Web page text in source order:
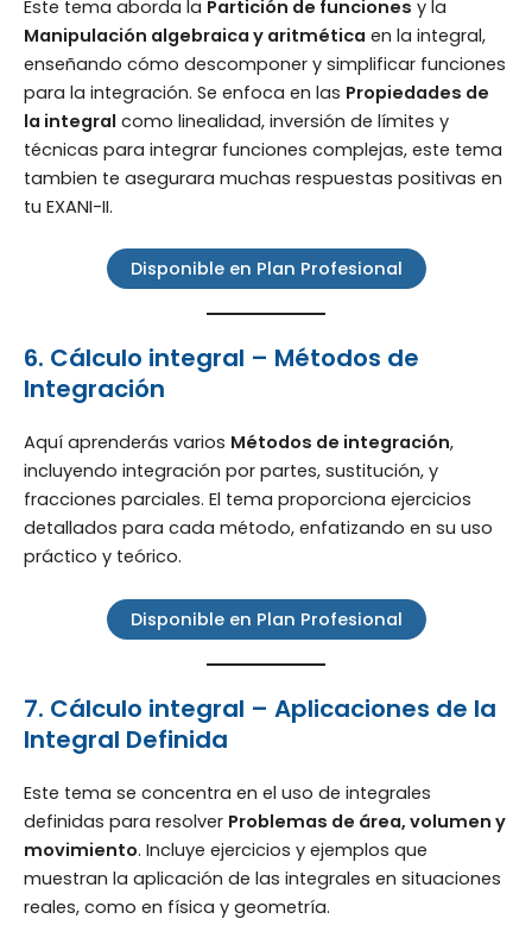
Este tema aborda la Partición de funciones y la
Manipulación algebraica y aritmética en la integral,
enseñando cómo descomponer y simplificar funciones
para la integración. Se enfoca en las Propiedades de
la integral como linealidad, inversión de límites y
técnicas para integrar funciones complejas, este tema
tambien te asegurara muchas respuestas positivas en
tu EXANI-II.
Disponible en Plan Profesional
6. Cálculo integral – Métodos de
Integración
Aquí aprenderás varios Métodos de integración,
incluyendo integración por partes, sustitución, y
fracciones parciales. El tema proporciona ejercicios
detallados para cada método, enfatizando en su uso
práctico y teórico.
Disponible en Plan Profesional
7. Cálculo integral – Aplicaciones de la
Integral Definida
Este tema se concentra en el uso de integrales
definidas para resolver Problemas de área, volumen y
movimiento. Incluye ejercicios y ejemplos que
muestran la aplicación de las integrales en situaciones
reales, como en física y geometría.